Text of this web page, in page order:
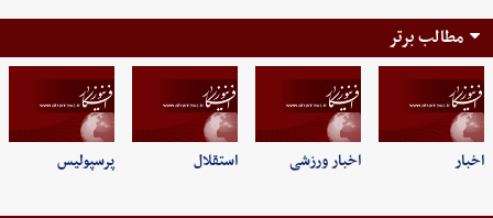
مطالب برتر
اخبار اخبار ورزشی استقلال پرسپولیس